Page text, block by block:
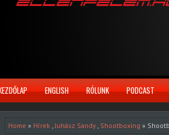
ENGLISH RÓLUNK PODCAST
Home » Hírek ,Juhász Sandy, Shootboxing »